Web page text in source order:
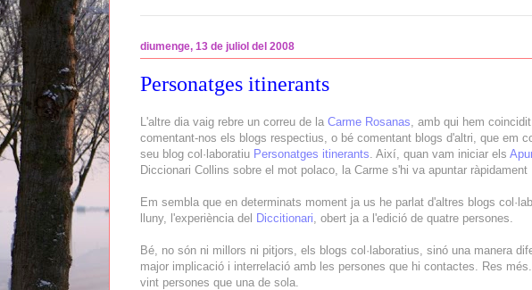
diumenge, 13 de juliol del 2008
Personatges itinerants
L'altre dia vaig rebre un correu de la Carme Rosanas , amb qui hem
comentant-nos els blogs respectius, o bé comentant blogs d'altri, que em
seu blog col·laboratiu Personatges itinerants . Així, quan vam iniciar els
Diccionari Collins sobre el mot polaco, la Carme s'hi va apuntar ràpidament
Em sembla que en determinats moment ja us he parlat d'altres blogs
lluny, l'experiència del Diccitionari , obert ja a l'edició de quatre persones.
Bé, no són ni millors ni pitjors, els blogs col·laboratius, sinó una manera
major implicació i interrelació amb les persones que hi contactes. Res
vint persones que una de sola.